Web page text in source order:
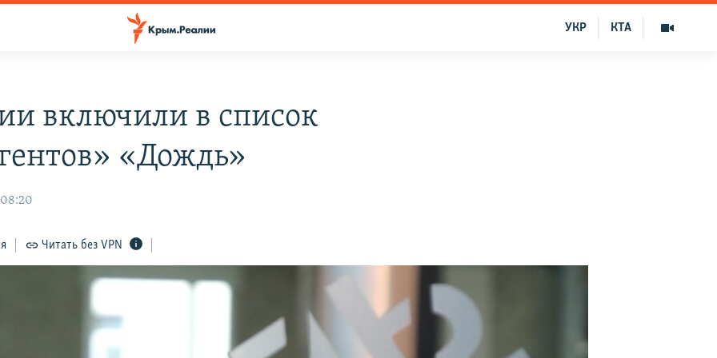
КТА
УКР
включили в список
«Дождь»
08:20
Читать без VPN